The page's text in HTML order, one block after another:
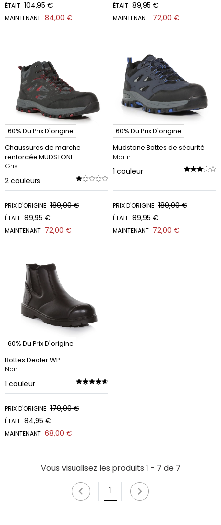
ÉTAIT 104,95 €
MAINTENANT 84,00 €
ÉTAIT 89,95 €
MAINTENANT 72,00 €
60% Du Prix D'origine
Chaussures de marche
renforcée MUDSTONE
Gris
2 couleurs
PRIX D'ORIGINE 180,00 €
ÉTAIT 89,95 €
MAINTENANT 72,00 €
60% Du Prix D'origine
Mudstone Bottes de sécurité
Marin
1 couleur
PRIX D'ORIGINE 180,00 €
ÉTAIT 89,95 €
MAINTENANT 72,00 €
60% Du Prix D'origine
Bottes Dealer WP
Noir
1 couleur
PRIX D'ORIGINE 170,00 €
ÉTAIT 84,95 €
MAINTENANT 68,00 €
Vous visualisez les produits 1 - 7 de 7
1